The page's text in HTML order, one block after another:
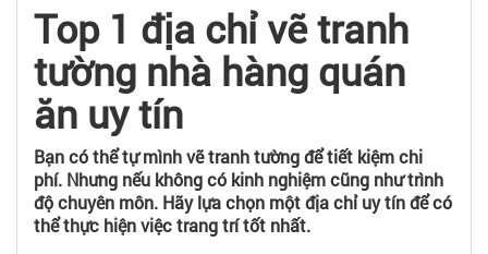
Top 1 địa chỉ vẽ tranh
tường nhà hàng quán
ăn uy tín
Bạn có thể tự mình vẽ tranh tường để tiết kiệm chi
phí. Nhưng nếu không có kinh nghiệm cũng như trình
độ chuyên môn. Hãy lựa chọn một địa chỉ uy tín để có
thể thực hiện việc trang trí tốt nhất.